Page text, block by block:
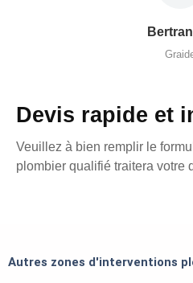
Devis rapide et
Veuillez à bien remplir le
plombier qualifié traitera votre
Autres zones d'interventions